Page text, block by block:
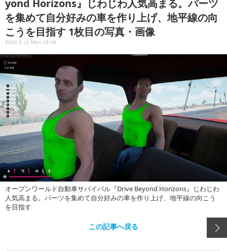
yond Horizons』じわじわ人気高まる。パーツ
を集めて自分好みの車を作り上げ、地平線の向
こうを目指す 1枚目の写真・画像
2025.5.12 Mon 18:48
オープンワールド自動車サバイバル『Drive Beyond Horizons』じわじわ
人気高まる。パーツを集めて自分好みの車を作り上げ、地平線の向こう
を目指す
この記事へ戻る